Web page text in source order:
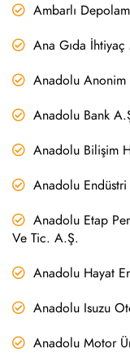
Ambarlı
Ana Gıda
Anadolu Anonim
Anadolu Bank
Anadolu Bilişim
Anadolu
Anadolu Etap
Ve Tic. A.Ş.
Anadolu Hayat
Anadolu Isuzu
Anadolu Motor